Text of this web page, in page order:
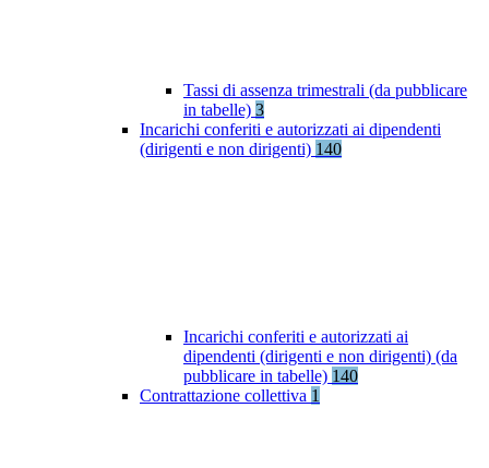
Tassi di assenza trimestrali (da pubblicare
in tabelle) 3
Incarichi conferiti e autorizzati ai dipendenti
(dirigenti e non dirigenti) 140
Incarichi conferiti e autorizzati ai
dipendenti (dirigenti e non dirigenti) (da
pubblicare in tabelle) 140
Contrattazione collettiva 1